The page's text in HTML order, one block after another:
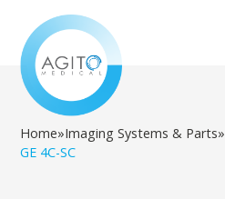
Home»Imaging Systems & Parts»
GE 4C-SC